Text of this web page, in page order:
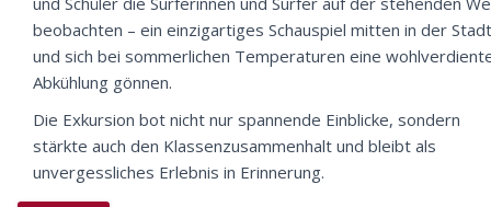
beobachten – ein einzigartiges Schauspiel mitten in der
und sich bei sommerlichen Temperaturen eine
Abkühlung gönnen.
Die Exkursion bot nicht nur spannende Einblicke, sondern
stärkte auch den Klassenzusammenhalt und bleibt als
unvergessliches Erlebnis in Erinnerung.